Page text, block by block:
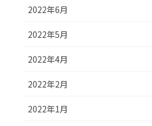
2022年6月
2022年5月
2022年4月
2022年2月
2022年1月